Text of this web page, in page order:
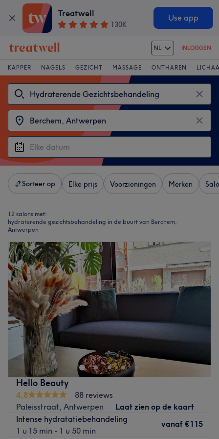
Treatwell
130K
Use app
NL INLOGGEN
KAPPER NAGELS GEZICHT MASSAGE ONTHAREN
Sorteer op Elke prijs Voorzieningen Merken
12 salons met:
hydraterende gezichtsbehandeling in de buurt van Berchem,
Antwerpen
Hello Beauty
4,8
88 reviews
Paleisstraat, Antwerpen
Laat zien op de kaart
Intense hydratatiebehandeling
1 u 15 min - 1 u 50 min
vanaf €115